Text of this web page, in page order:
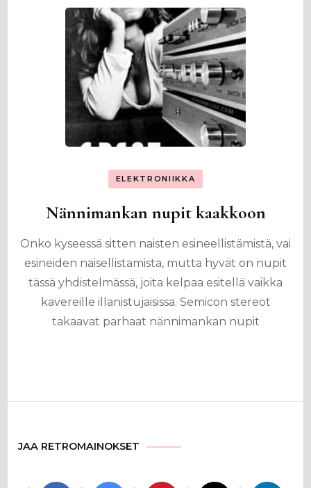
ELEKTRONIIKKA
Nännimankan nupit kaakkoon
Onko kyseessä sitten naisten esineellistämistä, vai
esineiden naisellistamista, mutta hyvät on nupit
tässä yhdistelmässä, joita kelpaa esitellä vaikka
kavereille illanistujaisissa. Semicon stereot
takaavat parhaat nännimankan nupit
JAA RETROMAINOKSET